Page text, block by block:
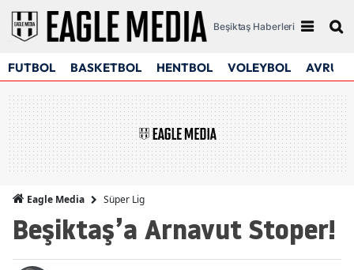
Beşiktaş Haberleri
FUTBOL BASKETBOL HENTBOL VOLEYBOL
Eagle Media Süper Lig
Beşiktaş’a Arnavut Stoper!